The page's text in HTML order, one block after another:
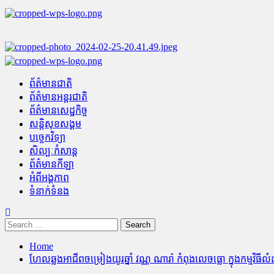
Skip
to
Primary
ព័ត៌មានជាតិ
ព័ត៌មានអន្តរជាតិ
ព័ត៌មានសេដ្ឋកិច្ច
សន្តិសុខសង្គម
បច្ចេកវិទ្យា
សិល្បៈកំសាន្ត
ព័ត៌មានកីឡា
អំពីអង្គភាព
ទំនាក់ទំនង
Search
for:
Home
ហែលឆ្លងអាជីពចម្រៀងយូរឆ្នាំ វណ្ណ ណារ៉ា កំពុងលេចធ្លោ ក្នុងកម្ម